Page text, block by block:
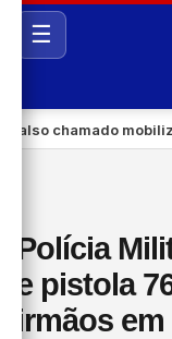
☰
chamado mobiliza
Polícia
e pistola
irmãos